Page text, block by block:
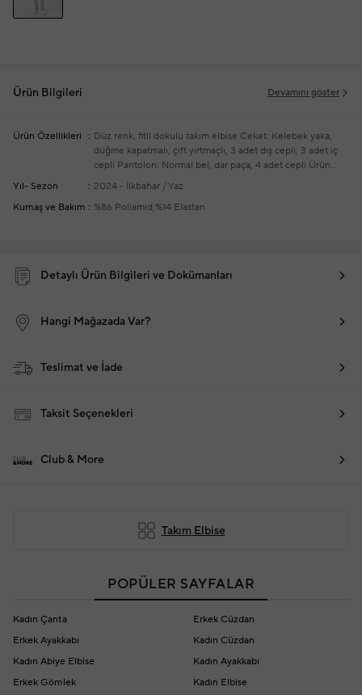
Ürün Bilgileri Devamını göster
Ürün Özellikleri Düz renk, fitil dokulu takım elbise Ceket: Kelebek yaka,
düğme kapatmalı, çift yırtmaçlı, 3 adet dış cepli, 3 adet iç
cepli
Pantolon: Normal bel, dar paça, 4 adet cepli Ürün
bedeni: 48 / Model ölçüsü: Boy: 189 cm - Göğüs: 98 cm -
Bel: 76 cm - Kalça: 97 cm
alışverişlerinizde ücretsiz tadilat yapılmaktadır
Yıl- Sezon
2024 - İlkbahar / Yaz
Kumaş ve Bakım
%86 Poliamid,%14 Elastan
Detaylı Ürün Bilgileri ve Dokümanları
Hangi Mağazada Var?
Teslimat ve İade
Taksit Seçenekleri
Club & More
Takım Elbise
POPÜLER SAYFALAR
Kadın Çanta
Erkek Cüzdan
Erkek Ayakkabı
Kadın Cüzdan
Kadın Abiye Elbise
Kadın Ayakkabı
Erkek Gömlek
Kadın Elbise